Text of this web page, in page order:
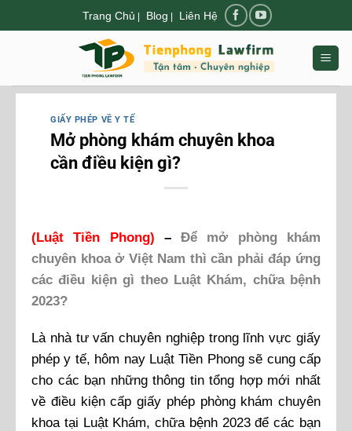
đến
Trang Chủ | Blog | Liên Hệ
GIẤY PHÉP VỀ Y TẾ
Mở phòng khám chuyên khoa
cần điều kiện gì?
(Luật Tiền Phong) –Để mở phòng khám
chuyên khoa ở Việt Nam thì cần phải đáp ứng
các điều kiện gì theo Luật Khám, chữa bệnh
2023?
Là nhà tư vấn chuyên nghiệp trong lĩnh vực giấy
phép y tế, hôm nay Luật Tiền Phong sẽ cung cấp
cho các bạn những thông tin tổng hợp mới nhất
về điều kiện cấp giấy phép phòng khám chuyên
khoa tại Luật Khám, chữa bệnh 2023 để các bạn